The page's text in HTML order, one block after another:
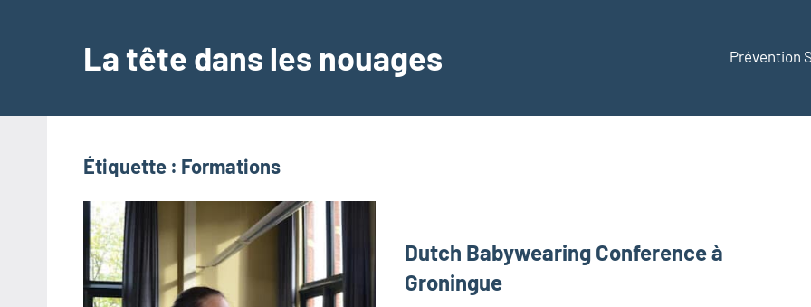
La tête dans les nouages Prévention
Étiquette : Formations
Dutch Babywearing Conference à
Groningue